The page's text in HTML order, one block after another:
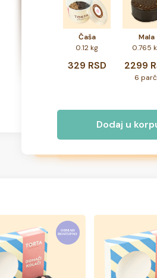
Čaša
0.12 kg
329 RSD
Mala
0.765
2299
6
Dodaj u